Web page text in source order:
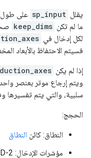
يقلل sp_input على طول
ما لم تكن keep_dims
لكل إدخال في
فسيتم الاحتفاظ بالأبعاد
إذا لم يكن
ويتم إرجاع موتر بعنصر
سلبية، والتي يتم تفسيرها
الحجج:
النطاق: كائن النطاق
مؤشرات الإدخال: 2-D. مصفوفة